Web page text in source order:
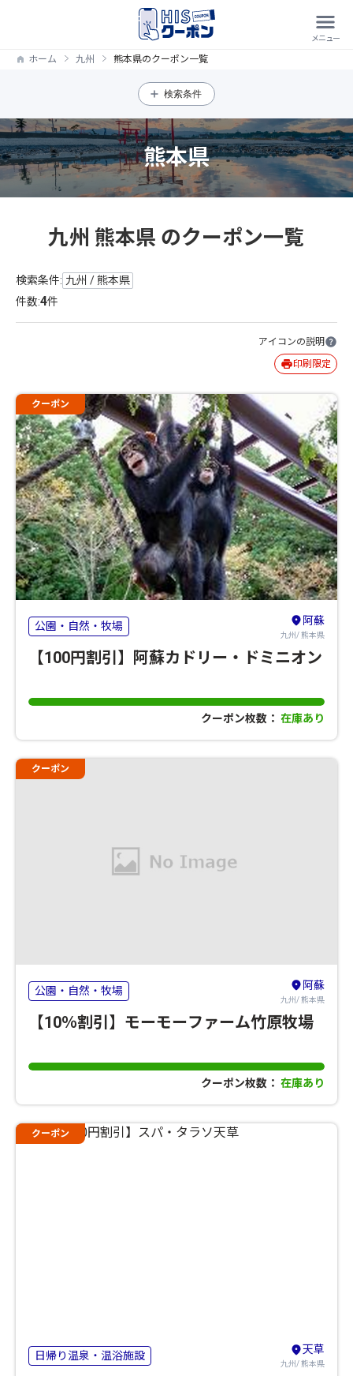
ホーム 九州 熊本県のクーポン一覧
検索条件
熊本県
九州 熊本県 のクーポン一覧
検索条件: 九州 / 熊本県
件数:4件
アイコンの説明
印刷限定
クーポン
公園・自然・牧場 阿蘇
九州/ 熊本県
【100円割引】阿蘇カドリー・ドミニオン
クーポン枚数： 在庫あり
クーポン
公園・自然・牧場 阿蘇
九州/ 熊本県
【10％割引】モーモーファーム竹原牧場
クーポン枚数： 在庫あり
クーポン
日帰り温泉・温浴施設 天草
九州/ 熊本県